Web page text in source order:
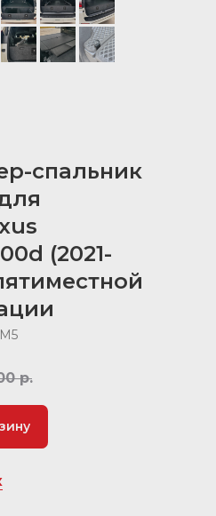
спальник
(2021-
р.